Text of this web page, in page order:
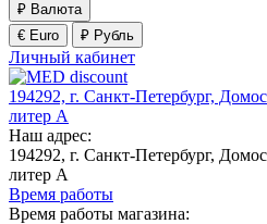
₽ Валюта
€ Euro
₽ Рубль
Личный кабинет
194292, г. Санкт-Петербург,
литер А
Наш адрес:
194292, г. Санкт-Петербург,
литер А
Время работы
Время работы магазина: